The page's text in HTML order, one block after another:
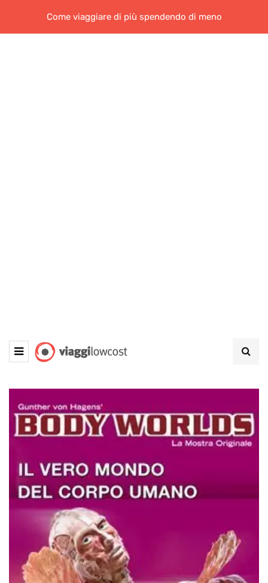
Come viaggiare di più spendendo di meno